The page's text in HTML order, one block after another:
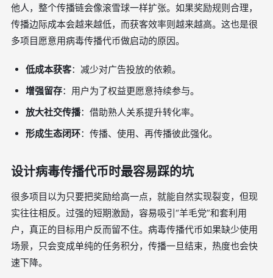
他人，整个传播链会像滚雪球一样扩张。如果奖励规则合理，
传播边际成本会越来越低，而获客效率则越来越高。这也是很
多项目愿意用病毒传播代币做启动的原因。
低成本获客：减少对广告投放的依赖。
增强留存：用户为了权益更愿意持续参与。
放大社交传播：借助熟人关系提升转化率。
形成生态闭环：传播、使用、再传播彼此强化。
设计病毒传播代币时最容易踩的坑
很多项目以为只要把奖励给高一点，就能自然实现裂变，但现
实往往相反。过强的短期激励，容易吸引“羊毛党”和套利用
户，真正的目标用户反而留不住。病毒传播代币如果缺少使用
场景，只会变成单纯的任务积分，传播一旦结束，热度也会快
速下降。